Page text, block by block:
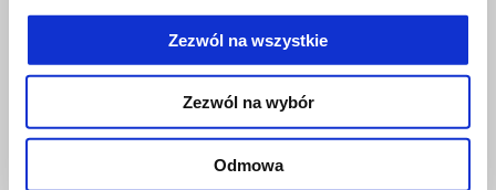
Zezwól na wszystkie
Zezwól na wybór
Odmowa
i uczucie. Teraz możemy cieszyć się świętowaniem."